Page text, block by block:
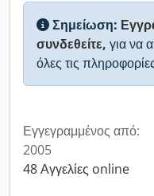
Σημείωση:
συνδεθείτε, για να
όλες τις
Εγγεγραμμένος από:
2005
48 Αγγελίες online